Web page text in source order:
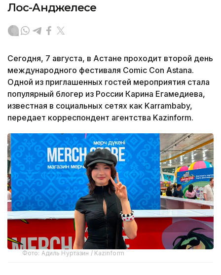
Лос-Анджелесе
Сегодня, 7 августа, в Астане проходит второй день
международного фестиваля Comic Con Astana.
Одной из приглашенных гостей мероприятия стала
популярный блогер из России Карина Егамедиева,
известная в социальных сетях как Karrambaby,
передает корреспондент агентства Kazinform.
Фото: Адиль Нуртазин / Kazinform